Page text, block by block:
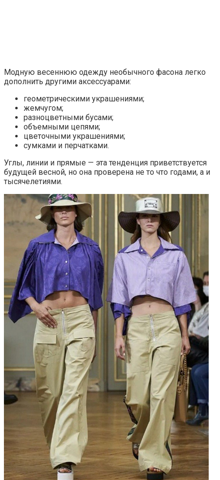
Модную весеннюю одежду необычного фасона легко
дополнить другими аксессуарами:
геометрическими украшениями;
жемчугом;
разноцветными бусами;
объемными цепями;
цветочными украшениями;
сумками и перчатками.
Углы, линии и прямые — эта тенденция приветствуется
будущей весной, но она проверена не то что годами, а и
тысячелетиями.